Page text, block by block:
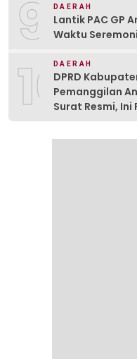
9 DAERAH
Lantik PAC GP
Waktu
10DAERAH
DPRD
Pemanggilan
Surat Resmi,